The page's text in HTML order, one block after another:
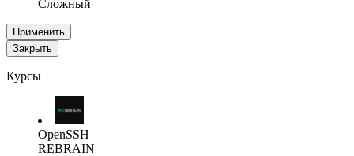
Сложный
Применить
Закрыть
Курсы
OpenSSH
REBRAIN